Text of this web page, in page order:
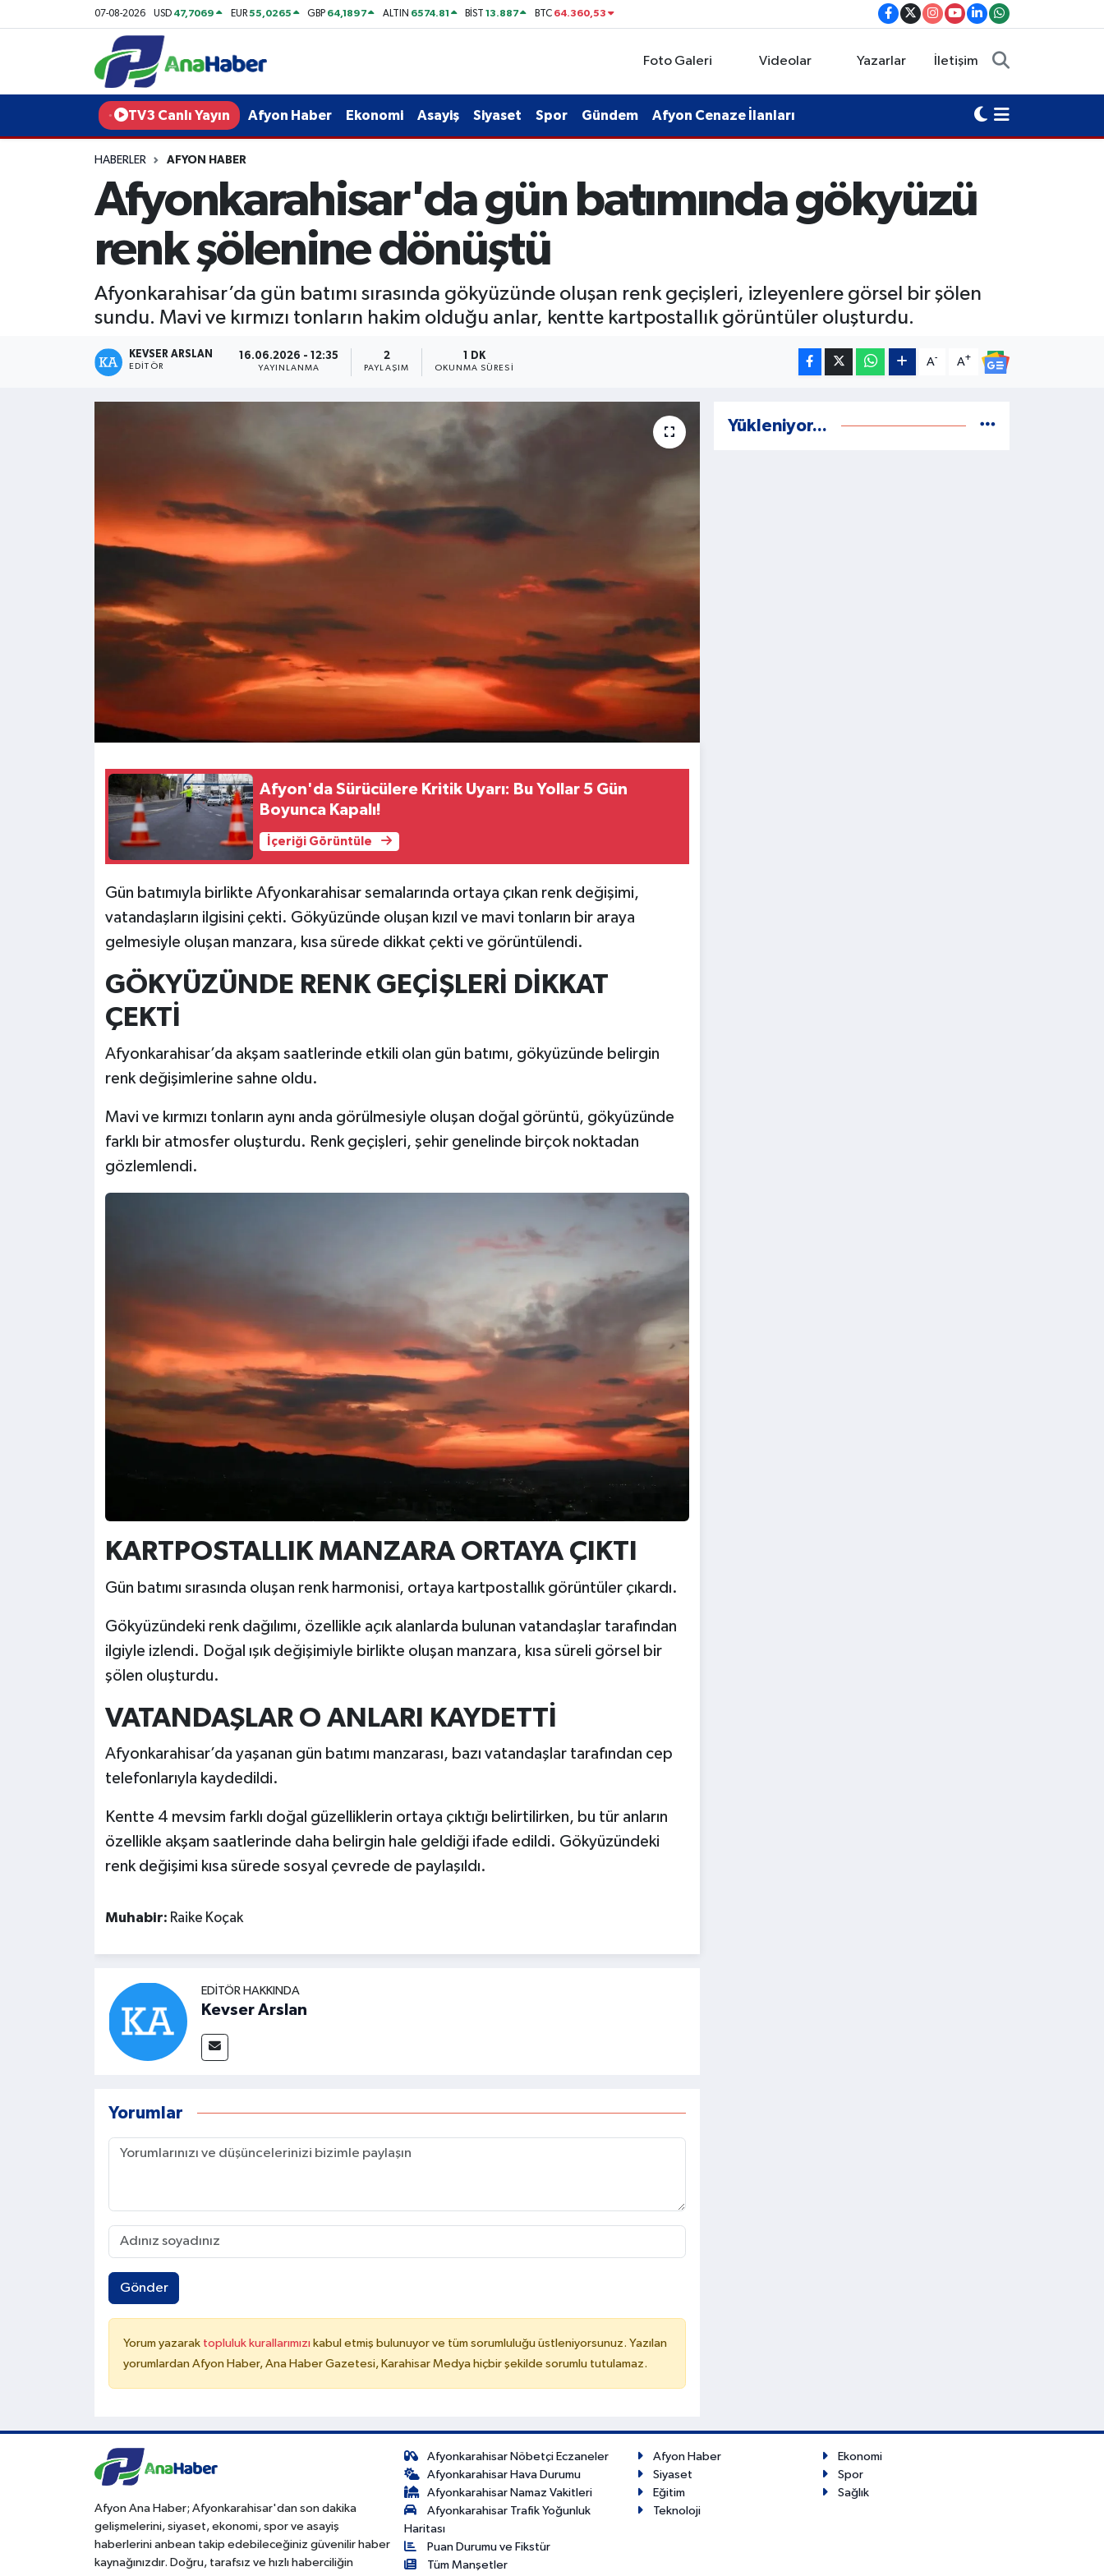
07-08-2026 USD 47,7069 EUR55,0265 GBP 64,1897 ALTIN 6574.81 BİST13.887 BTC 64.360,53
Foto Galeri Videolar Yazarlar İletişim
TV3 Canlı Yayın Afyon Haber Ekonomi Asayiş Siyaset Spor Gündem Afyon Cenaze İlanları
HABERLER AFYON HABER
Afyonkarahisar'da gün batımında gökyüzü
renk şölenine dönüştü
Afyonkarahisar’da gün batımı sırasında gökyüzünde oluşan renk geçişleri, izleyenlere görsel bir şölen
sundu. Mavi ve kırmızı tonların hakim olduğu anlar, kentte kartpostallık görüntüler oluşturdu.
KEVSER ARSLAN
EDITÖR
16.06.2026 - 12:35
YAYINLANMA
2
PAYLAŞIM
1 DK
OKUNMA SÜRESI
A- A+
Afyon'da Sürücülere Kritik Uyarı: Bu Yollar 5 Gün
Boyunca Kapalı!
İçeriği Görüntüle
Gün batımıyla birlikte Afyonkarahisar semalarında ortaya çıkan renk değişimi,
vatandaşların ilgisini çekti. Gökyüzünde oluşan kızıl ve mavi tonların bir araya
gelmesiyle oluşan manzara, kısa sürede dikkat çekti ve görüntülendi.
GÖKYÜZÜNDE RENK GEÇİŞLERİ DİKKAT
ÇEKTİ
Afyonkarahisar’da akşam saatlerinde etkili olan gün batımı, gökyüzünde belirgin
renk değişimlerine sahne oldu.
Mavi ve kırmızı tonların aynı anda görülmesiyle oluşan doğal görüntü, gökyüzünde
farklı bir atmosfer oluşturdu. Renk geçişleri, şehir genelinde birçok noktadan
gözlemlendi.
KARTPOSTALLIK MANZARA ORTAYA ÇIKTI
Gün batımı sırasında oluşan renk harmonisi, ortaya kartpostallık görüntüler çıkardı.
Gökyüzündeki renk dağılımı, özellikle açık alanlarda bulunan vatandaşlar tarafından
ilgiyle izlendi. Doğal ışık değişimiyle birlikte oluşan manzara, kısa süreli görsel bir
şölen oluşturdu.
VATANDAŞLAR O ANLARI KAYDETTİ
Afyonkarahisar’da yaşanan gün batımı manzarası, bazı vatandaşlar tarafından cep
telefonlarıyla kaydedildi.
Kentte 4 mevsim farklı doğal güzelliklerin ortaya çıktığı belirtilirken, bu tür anların
özellikle akşam saatlerinde daha belirgin hale geldiği ifade edildi. Gökyüzündeki
renk değişimi kısa sürede sosyal çevrede de paylaşıldı.
Muhabir: Raike Koçak
EDITÖR HAKKINDA
Kevser Arslan
Yorumlar
Gönder
Yorum yazarak topluluk kurallarımızı kabul etmiş bulunuyor ve tüm sorumluluğu üstleniyorsunuz. Yazılan
yorumlardan Afyon Haber, Ana Haber Gazetesi, Karahisar Medya hiçbir şekilde sorumlu tutulamaz.
Yükleniyor...
Afyon Ana Haber; Afyonkarahisar'dan son dakika
gelişmelerini, siyaset, ekonomi, spor ve asayiş
haberlerini anbean takip edebileceğiniz güvenilir haber
kaynağınızdır. Doğru, tarafsız ve hızlı haberciliğin
Afyonkarahisar Nöbetçi Eczaneler
Afyonkarahisar Hava Durumu
Afyonkarahisar Namaz Vakitleri
Afyonkarahisar Trafik Yoğunluk
Haritası
Puan Durumu ve Fikstür
Tüm Manşetler
Afyon Haber
Ekonomi
Siyaset
Spor
Eğitim
Sağlık
Teknoloji
Yurt Haber
Afyon Haber
Teknoloji
Afyonkarahisar Nöbetçi Eczaneler
Afyonkarahisar Hava Durumu
Afyonkarahisar Trafik Yoğunluk Haritası
Süper Lig Puan Durumu ve Fikstür
Son Dakika Haberleri
Haber Arşivi